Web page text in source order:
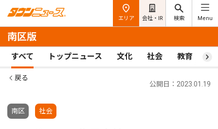
エリア 会社・IR 検索 Menu
南区版
すべて トップニュース 文化 社会 教育 ス
戻る
南区 社会
公開日：2023.01.19